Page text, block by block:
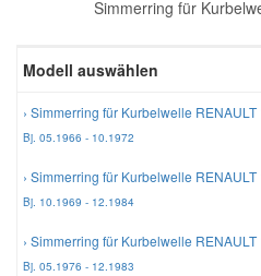
Simmerring für
Modell auswählen
› Simmerring für Kurbelwelle RENAULT
Bj. 05.1966 - 10.1972
› Simmerring für Kurbelwelle RENAULT
Bj. 10.1969 - 12.1984
› Simmerring für Kurbelwelle RENAULT
Bj. 05.1976 - 12.1983
Zündanlage und